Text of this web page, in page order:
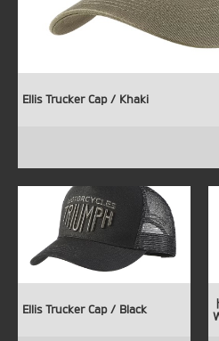
Ｔシャツ＆ロン
グローブ＆
Ellis Trucker Cap / Khaki
Ellis Trucker Cap / Black